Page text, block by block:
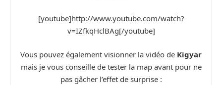
[youtube]http://www.youtube.com/watch?
v=IZfkqHclBAg[/youtube]
Vous pouvez également visionner la vidéo de Kigyar
mais je vous conseille de tester la map avant pour ne
pas gâcher l’effet de surprise :